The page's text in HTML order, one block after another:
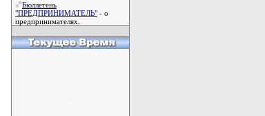
Бюллетень
"ПРЕДПРИНИМАТЕЛЬ" - о
предпринимателях.